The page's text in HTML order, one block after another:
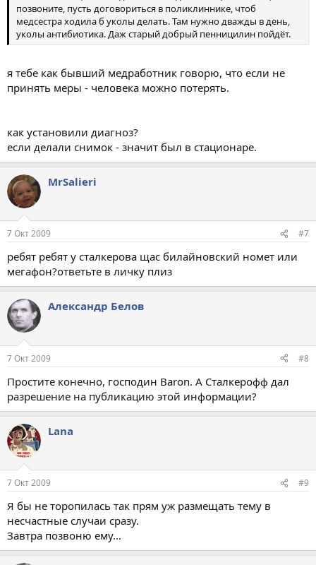
позвоните, пусть договориться в поликлиннике, чтоб
медсестра ходила б уколы делать. Там нужно дважды в день,
уколы антибиотика. Даж старый добрый пенницилин пойдёт.
я тебе как бывший медработник говорю, что если не
принять меры - человека можно потерять.
как установили диагноз?
если делали снимок - значит был в стационаре.
MrSalieri
7 Окт 2009 #7
ребят ребят у сталкерова щас билайновский номет или
мегафон?ответьте в личку плиз
Aлександр Белов
7 Окт 2009 #8
Простите конечно, господин Baron. А Сталкерофф дал
разрешение на публикацию этой информации?
Lana
7 Окт 2009 #9
Я бы не торопилась так прям уж размещать тему в
несчастные случаи сразу.
Завтра позвоню ему...